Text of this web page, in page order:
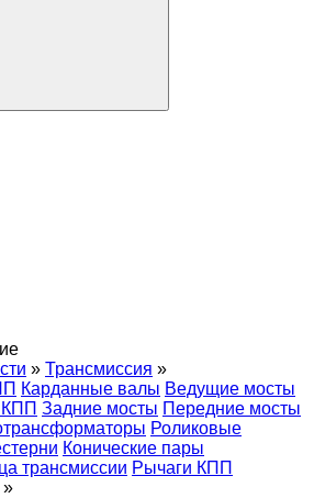
» Трансмиссия »
Карданные валы Ведущие мосты
КПП Задние мосты Передние мосты
Роликовые
Конические пары
трансмиссии Рычаги КПП
»